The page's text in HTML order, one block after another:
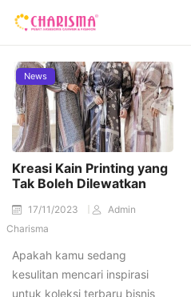
News
Kreasi Kain Printing yang
Tak Boleh Dilewatkan
17/11/2023
Admin
Charisma
Apakah kamu sedang
kesulitan mencari inspirasi
untuk koleksi terbaru bisnis